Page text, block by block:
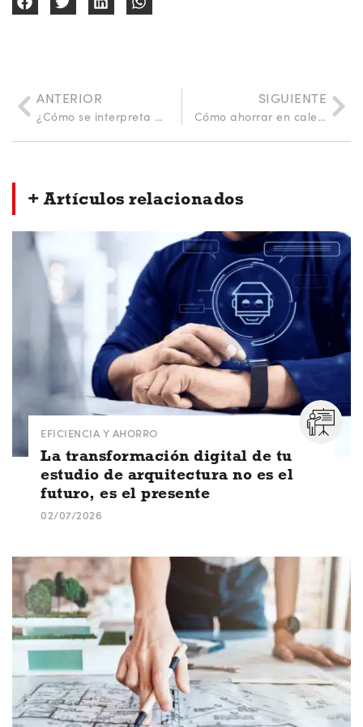
ANTERIOR
¿Cómo se interpreta el certificado energético de una vivienda?
SIGUIENTE
Cómo ahorrar en calefacción cuando la factura se dispara: control inteligente con soluciones Orkli
+ Artículos relacionados
EFICIENCIA Y AHORRO
La transformación digital de tu
estudio de arquitectura no es el
futuro, es el presente
02/07/2026